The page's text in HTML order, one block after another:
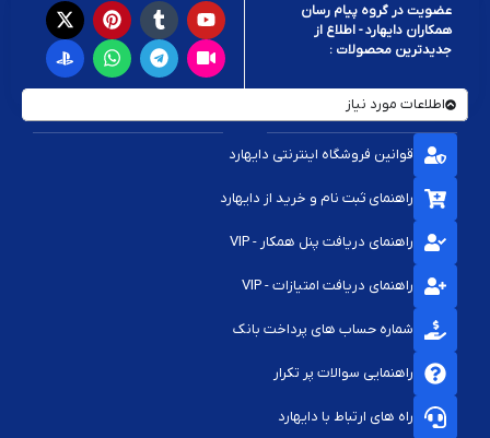
عضویت در گروه پیام رسان
همکاران دایهارد - اطلاع از
جدیدترین محصولات :
اطلاعات مورد نیاز
قوانین فروشگاه اینترنتی دایهارد
راهنمای ثبت نام و خرید از دایهارد
راهنمای دریافت پنل همکار - VIP
راهنمای دریافت امتیازات - VIP
شماره حساب های پرداخت بانک
راهنمایی سوالات پر تکرار
راه های ارتباط با دایهارد